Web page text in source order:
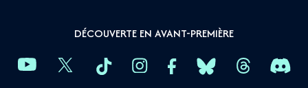
DÉCOUVERTE EN AVANT-PREMIÈRE